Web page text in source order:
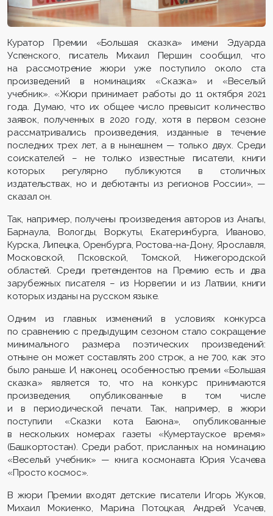
Куратор Премии «Большая сказка» имени Эдуарда
Успенского, писатель Михаил Першин сообщил, что
на рассмотрение жюри уже поступило около ста
произведений в номинациях «Сказка» и «Веселый
учебник». «Жюри принимает работы до 11 октября 2021
года. Думаю, что их общее число превысит количество
заявок, полученных в 2020 году, хотя в первом сезоне
рассматривались произведения, изданные в течение
последних трех лет, а в нынешнем — только двух. Среди
соискателей – не только известные писатели, книги
которых регулярно публикуются в столичных
издательствах, но и дебютанты из регионов России», —
сказал он.
Так, например, получены произведения авторов из Анапы,
Барнаула, Вологды, Воркуты, Екатеринбурга, Иваново,
Курска, Липецка, Оренбурга, Ростова-на-Дону, Ярославля,
Московской, Псковской, Томской, Нижегородской
областей. Среди претендентов на Премию есть и два
зарубежных писателя – из Норвегии и из Латвии, книги
которых изданы на русском языке.
Одним из главных изменений в условиях конкурса
по сравнению с предыдущим сезоном стало сокращение
минимального размера поэтических произведений:
отныне он может составлять 200 строк, а не 700, как это
было раньше. И, наконец, особенностью премии «Большая
сказка» является то, что на конкурс принимаются
произведения, опубликованные в том числе
и в периодической печати. Так, например, в жюри
поступили «Сказки кота Баюна», опубликованные
в нескольких номерах газеты «Кумертауское время»
(Башкортостан). Среди работ, присланных на номинацию
«Веселый учебник» — книга космонавта Юрия Усачева
«Просто космос».
В жюри Премии входят детские писатели Игорь Жуков,
Михаил Мокиенко, Марина Потоцкая, Андрей Усачев,